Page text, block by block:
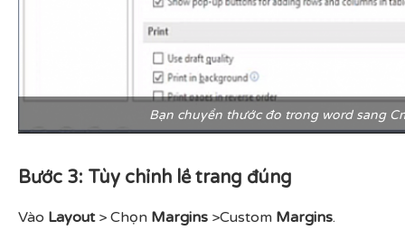
Bạn chuyển thước đo trong word sang
Bước 3: Tùy chỉnh lề trang đúng
Vào Layout> Chọn Margins >Custom Margins.